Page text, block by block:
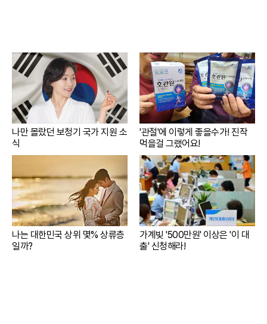
나만 몰랐던 보청기 국가 지원 소
식
'관절'에 이렇게 좋을수가! 진작
먹을걸 그랬어요!
나는 대한민국 상위 몇% 상류층
일까?
가계빚 '500만원' 이상은 '이 대
출' 신청해라!